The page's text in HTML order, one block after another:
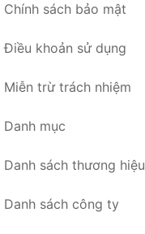
Chính sách bảo mật
Điều khoản sử dụng
Miễn trừ trách nhiệm
Danh mục
Danh sách thương hiệu
Danh sách công ty